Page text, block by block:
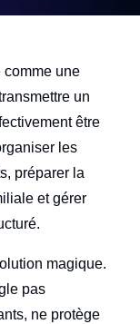
comme une
un
être
les
préparer la
et gérer
magique.
pas
ne protège